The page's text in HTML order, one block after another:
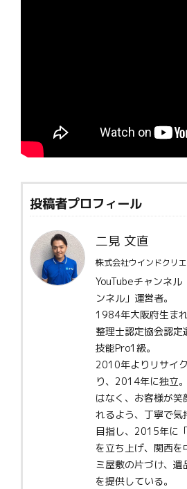
投稿者プロフィール
二見 文直
株式会社ウインドクリ
YouTubeチャンネル
ンネル」運営者。
1984年大阪府生ま
整理士認定協会認
技能Pro1級。
2010年よりリサイ
り、2014年に独立
はなく、お客様が笑
れるよう、丁寧で気
目指し、2015年に
を立ち上げ、関西
ミ屋敷の片づけ、遺
を提供している。